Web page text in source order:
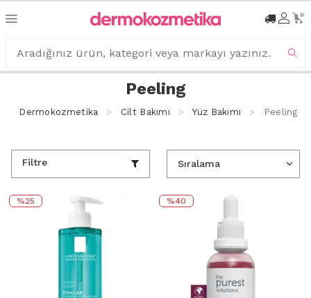
0
Peeling
Dermokozmetika Cilt Bakımı Yüz Bakımı Peeling
Filtre
%25 %40